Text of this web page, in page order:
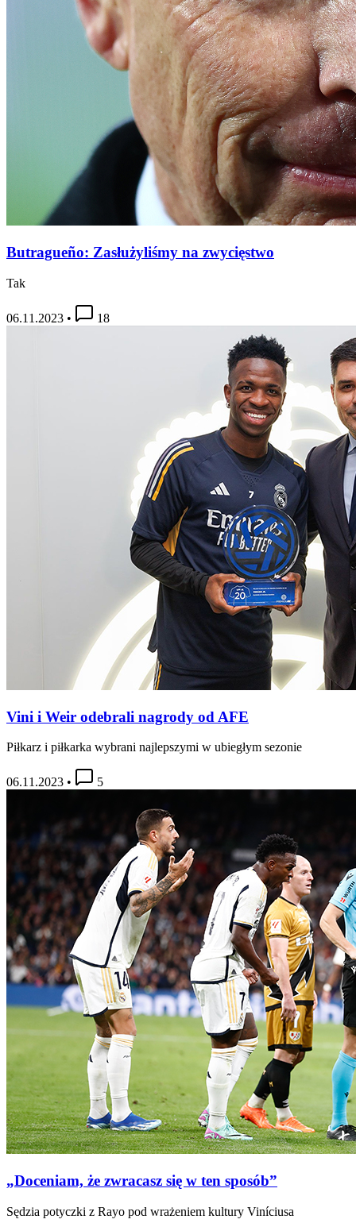
Butragueño: Zasłużyliśmy na zwycięstwo
Tak
06.11.2023 • 18
Vini i Weir odebrali nagrody od AFE
Piłkarz i piłkarka wybrani najlepszymi w ubiegłym sezonie
06.11.2023 • 5
„Doceniam, że zwracasz się w ten sposób”
Sędzia potyczki z Rayo pod wrażeniem kultury Viníciusa